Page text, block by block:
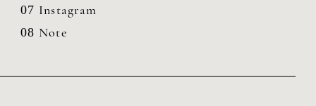
07 Instagram
08 Note